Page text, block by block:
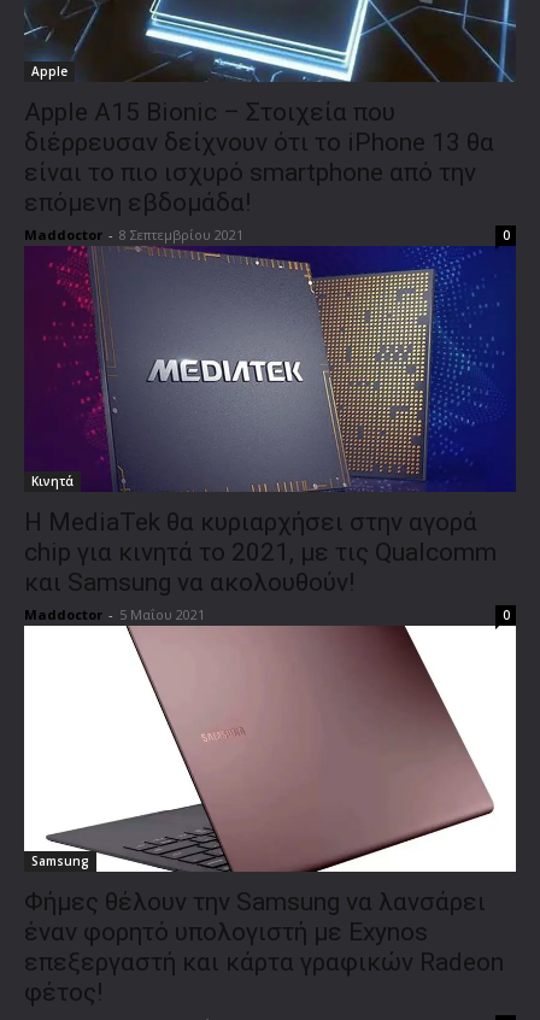
Apple
Apple A15 Bionic – Στοιχεία που
διέρρευσαν δείχνουν ότι το iPhone 13 θα
είναι το πιο ισχυρό smartphone από την
επόμενη εβδομάδα!
Maddoctor - 8 Σεπτεμβρίου 2021 0
Κινητά
Η MediaTek θα κυριαρχήσει στην αγορά
chip για κινητά το 2021, με τις Qualcomm
και Samsung να ακολουθούν!
Maddoctor - 5 Μαΐου 2021 0
Samsung
Φήμες θέλουν την Samsung να λανσάρει
έναν φορητό υπολογιστή με Exynos
επεξεργαστή και κάρτα γραφικών Radeon
φέτος!